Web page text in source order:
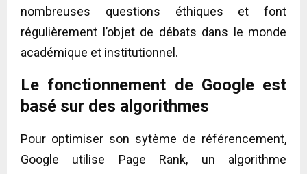
nombreuses questions éthiques et font
régulièrement l’objet de débats dans le monde
académique et institutionnel.
Le fonctionnement de Google est
basé sur des algorithmes
Pour optimiser son sytème de référencement,
Google utilise Page Rank, un algorithme